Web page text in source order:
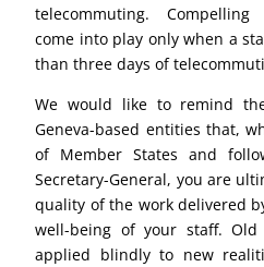
telecommuting. Compelling
come into play only when a
than three days of
We would like to remind
Geneva-based entities that,
of Member States and
Secretary-General, you are
quality of the work delivered
well-being of your staff.
applied blindly to new